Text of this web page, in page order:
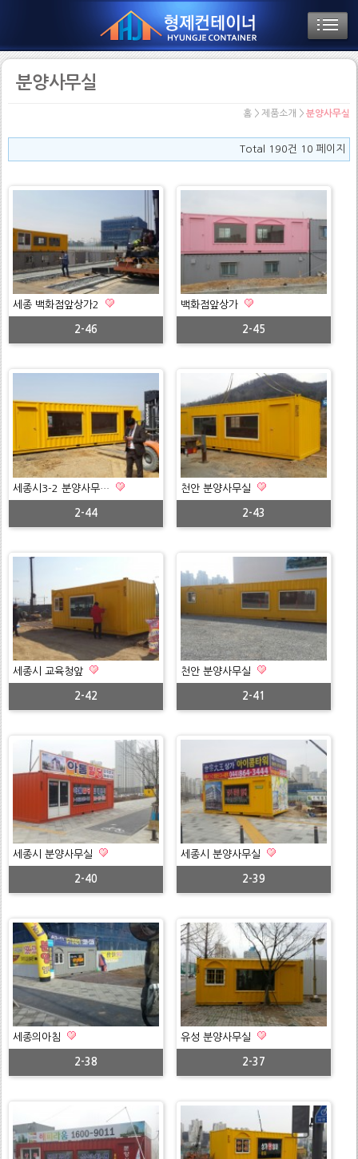
분양사무실
홈 > 제품소개 >분양사무실
Total 190건 10 페이지
세종 백화점앞상가2
2-46
백화점앞상가
2-45
세종시3-2 분양사무…
2-44
천안 분양사무실
2-43
세종시 교육청앞
2-42
천안 분양사무실
2-41
세종시 분양사무실
2-40
세종시 분양사무실
2-39
세종의아침
2-38
유성 분양사무실
2-37